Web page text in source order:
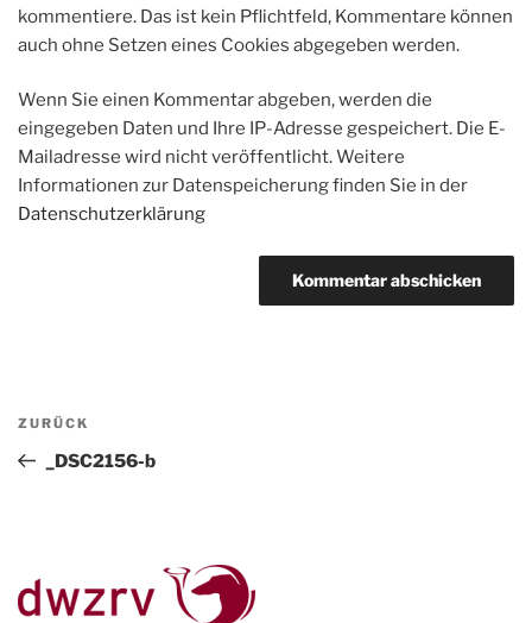
kommentiere. Das ist kein Pflichtfeld, Kommentare können
auch ohne Setzen eines Cookies abgegeben werden.
Wenn Sie einen Kommentar abgeben, werden die
eingegeben Daten und Ihre IP-Adresse gespeichert. Die E-
Mailadresse wird nicht veröffentlicht. Weitere
Informationen zur Datenspeicherung finden Sie in der
Datenschutzerklärung
Beitragsnavigation
Vorheriger
Beitrag
ZURÜCK
_DSC2156-b